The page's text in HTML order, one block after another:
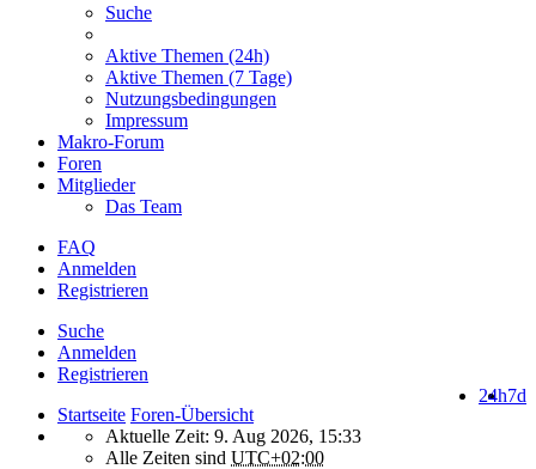
Suche
Aktive Themen (24h)
Aktive Themen (7 Tage)
Nutzungsbedingungen
Impressum
Makro-Forum
Foren
Mitglieder
Das Team
FAQ
Anmelden
Registrieren
Suche
Anmelden
Registrieren
7d
24h
Startseite Foren-Übersicht
Aktuelle Zeit: 9. Aug 2026, 15:33
Alle Zeiten sind UTC+02:00